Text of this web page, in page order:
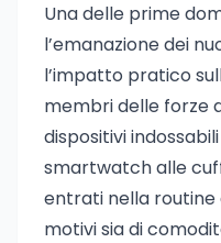
Una delle prime
l’emanazione dei
l’impatto pratico
membri delle forze
dispositivi
smartwatch alle
entrati nella
motivi sia di